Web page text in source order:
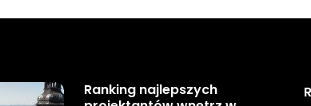
Ranking najlepszych